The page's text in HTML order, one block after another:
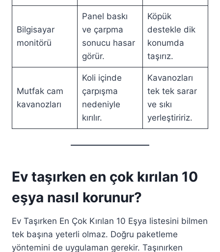
Bilgisayar
monitörü
Panel baskı
ve çarpma
sonucu hasar
görür.
Köpük
destekle dik
konumda
taşırız.
Mutfak cam
kavanozları
Koli içinde
çarpışma
nedeniyle
kırılır.
Kavanozları
tek tek sarar
ve sıkı
yerleştiririz.
Ev taşırken en çok kırılan 10
eşya nasıl korunur?
Ev Taşırken En Çok Kırılan 10 Eşya listesini bilmen
tek başına yeterli olmaz. Doğru paketleme
yöntemini de uygulaman gerekir. Taşınırken